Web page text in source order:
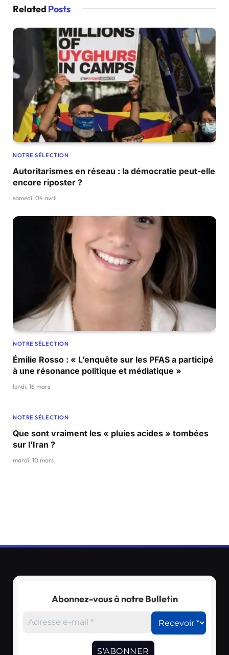
Related Posts
NOTRE SÉLECTION
Autoritarismes en réseau : la démocratie peut-elle
encore riposter ?
samedi, 04 avril
NOTRE SÉLECTION
Émilie Rosso : « L’enquête sur les PFAS a participé
à une résonance politique et médiatique »
lundi, 16 mars
NOTRE SÉLECTION
Que sont vraiment les « pluies acides » tombées
sur l’Iran ?
mardi, 10 mars
Abonnez-vous à notre Bulletin